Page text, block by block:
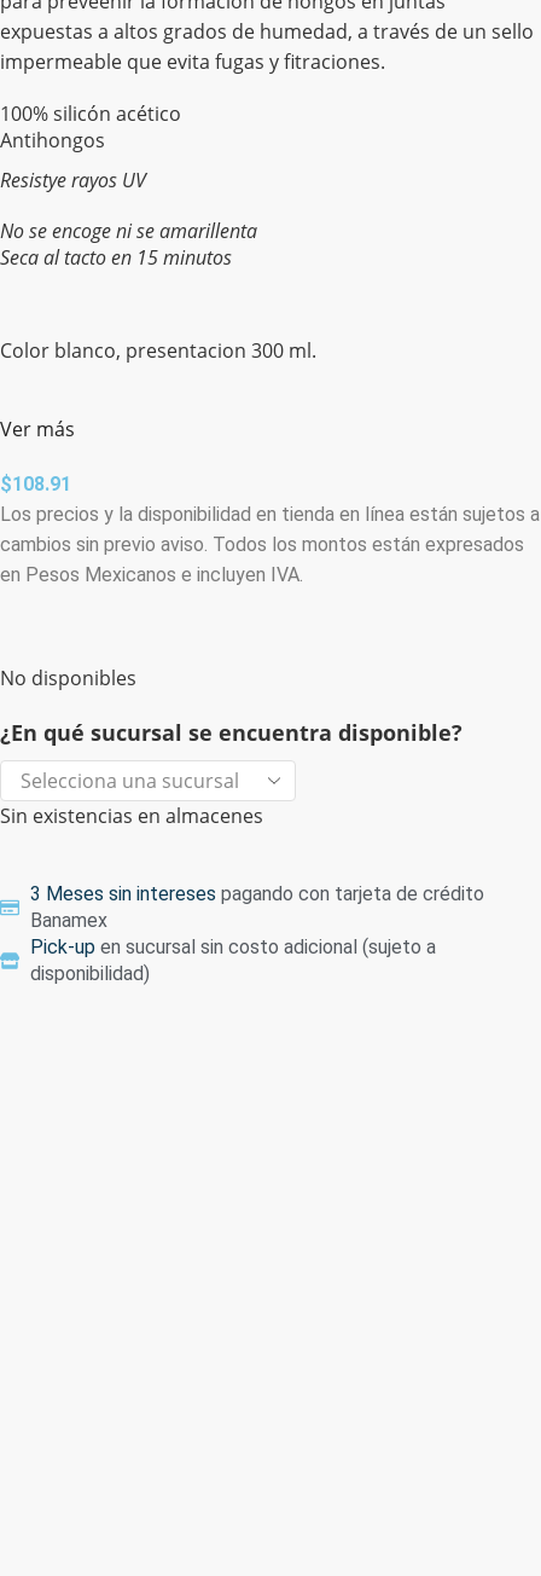
expuestas a altos grados de humedad, a través de un sello
impermeable que evita fugas y fitraciones.
100% silicón acético
Antihongos
Resistye rayos UV
No se encoge ni se amarillenta
Seca al tacto en 15 minutos
Color blanco, presentacion 300 ml.
Ver más
$108.91
Los precios y la disponibilidad en tienda en línea están sujetos a
cambios sin previo aviso. Todos los montos están expresados
en Pesos Mexicanos e incluyen IVA.
No disponibles
¿En qué sucursal se encuentra disponible?
Sin existencias en almacenes
3 Meses sin intereses pagando con tarjeta de crédito
Banamex
Pick-up en sucursal sin costo adicional (sujeto a
disponibilidad)